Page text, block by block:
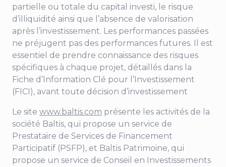
partielle ou totale du capital investi, le risque
d’illiquidité ainsi que l’absence de valorisation
après l’investissement. Les performances passées
ne préjugent pas des performances futures. Il est
essentiel de prendre connaissance des risques
spécifiques à chaque projet, détaillés dans la
Fiche d’Information Clé pour l’Investissement
(FICI), avant toute décision d’investissement
Le site www.baltis.com présente les activités de la
société Baltis, qui propose un service de
Prestataire de Services de Financement
Participatif (PSFP), et Baltis Patrimoine, qui
propose un service de Conseil en Investissements